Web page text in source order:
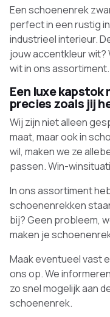
Een schoenenrek
perfect in een rustig
industrieel interieur.
jouw accentkleur
wit in ons assortiment.
Een luxe kapstok
precies zoals jij
Wij zijn niet alleen
maat, maar ook in
wil, maken we ze
passen. Win-
In ons assortiment
schoenenrekken
bij? Geen probleem,
maken je
Maak eventueel vast
ons op. We
zo snel mogelijk aan
schoenenrek.